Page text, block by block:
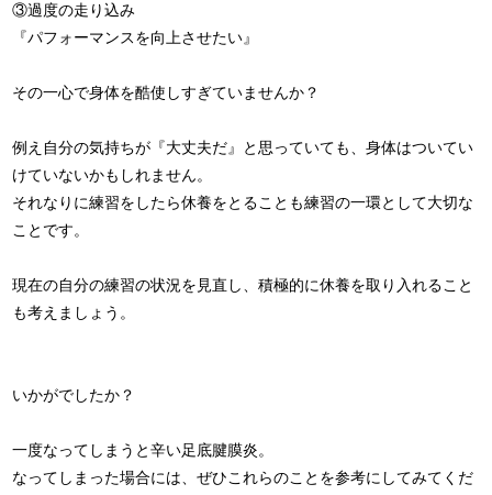
③過度の走り込み
『パフォーマンスを向上させたい』
その一心で身体を酷使しすぎていませんか？
例え自分の気持ちが『大丈夫だ』と思っていても、身体はついてい
けていないかもしれません。
それなりに練習をしたら休養をとることも練習の一環として大切な
ことです。
現在の自分の練習の状況を見直し、積極的に休養を取り入れること
も考えましょう。
いかがでしたか？
一度なってしまうと辛い足底腱膜炎。
なってしまった場合には、ぜひこれらのことを参考にしてみてくだ